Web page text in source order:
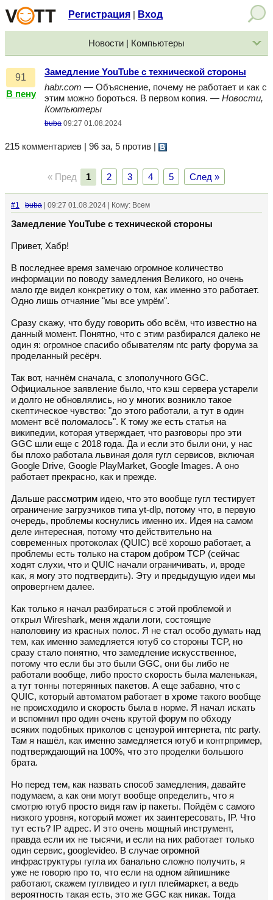
Регистрация Вход
Новости | Компьютеры
91
В пену
Замедление YouTube с технической стороны
habr.com — Объяснение, почему не работает и как с
этим можно бороться. В первом копия. — Новости,
Компьютеры
buba 09:27 01.08.2024
215 комментариев | 96 за, 5 против
« Пред 1 2 3 4 5 След »
#1 buba | 09:27 01.08.2024 | Кому: Всем
Замедление YouTube с технической стороны
Привет, Хабр!
В последнее время замечаю огромное количество
информации по поводу замедления Великого, но очень
мало где видел конкретику о том, как именно это работает.
Одно лишь отчаяние "мы все умрём".
Сразу скажу, что буду говорить обо всём, что известно на
данный момент. Понятно, что с этим разбирался далеко не
один я: огромное спасибо обывателям ntc party форума за
проделанный ресёрч.
Так вот, начнём сначала, с злополучного GGC.
Официальное заявление было, что кэш сервера устарели
и долго не обновлялись, но у многих возникло такое
скептическое чувство: "до этого работали, а тут в один
момент всё поломалось". К тому же есть статья на
википедии, которая утверждает, что разговоры про эти
GGC шли еще с 2018 года. Да и если это были они, у нас
бы плохо работала львиная доля гугл сервисов, включая
Google Drive, Google PlayMarket, Google Images. А оно
работает прекрасно, как и прежде.
Дальше рассмотрим идею, что это вообще гугл тестирует
ограничение загрузчиков типа yt-dlp, потому что, в первую
очередь, проблемы коснулись именно их. Идея на самом
деле интересная, потому что действительно на
современных протоколах (QUIC) всё хорошо работает, а
проблемы есть только на старом добром TCP (сейчас
ходят слухи, что и QUIC начали ограничивать, и, вроде
как, я могу это подтвердить). Эту и предыдущую идеи мы
опровергнем далее.
Как только я начал разбираться с этой проблемой и
открыл Wireshark, меня ждали логи, состоящие
наполовину из красных полос. Я не стал особо думать над
тем, как именно замедляется ютуб со стороны TCP, но
сразу стало понятно, что замедление искусственное,
потому что если бы это были GGC, они бы либо не
работали вообще, либо просто скорость была маленькая,
а тут тонны потерянных пакетов. А еще забавно, что с
QUIC, который автоматом работает в хроме такого вообще
не происходило и скорость была в норме. Я начал искать
и вспомнил про один очень крутой форум по обходу
всяких подобных приколов с цензурой интернета, ntc party.
Там я нашёл, как именно замедляется ютуб и контрпример,
подтверждающий на 100%, что это проделки большого
брата.
Но перед тем, как назвать способ замедления, давайте
подумаем, а как они могут вообще определить, что я
смотрю ютуб просто видя raw ip пакеты. Пойдём с самого
низкого уровня, который может их заинтересовать, IP. Что
тут есть? IP адрес. И это очень мощный инструмент,
правда если их не тысячи, и если на них работает только
один сервис, googlevideo. В случае огромной
инфраструктуры гугла их банально сложно получить, я
уже не говорю про то, что если на одном айпишнике
работают, скажем гуглвидео и гугл плеймаркет, а ведь
вероятность такая есть, это же GGC как никак. Тогда